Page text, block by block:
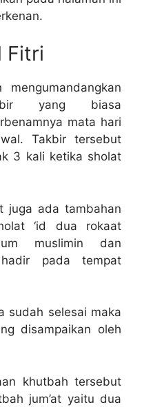
Fitri
yang biasa
mata hari
Takbir tersebut
3 kali ketika sholat
juga ada tambahan
‘id dua rokaat
muslimin dan
pada tempat
sudah selesai maka
disampaikan oleh
khutbah tersebut
jum’at yaitu dua